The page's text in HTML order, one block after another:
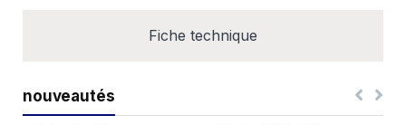
Fiche technique
nouveautés